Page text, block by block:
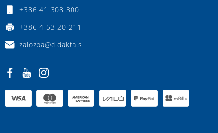
+386 41 308 300
+386 4 53 20 211
zalozba@didakta.si